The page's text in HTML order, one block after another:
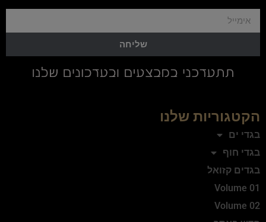
שליחה
הקטגוריות שלנו
בגדי ים
בגדי חוף
בגדים קזואל
Volume 01
Volume 02